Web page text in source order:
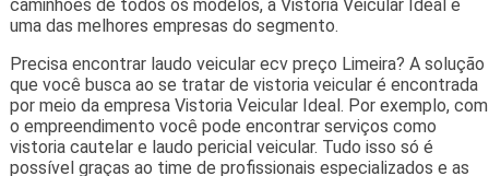
caminhões de todos os modelos, a Vistoria Veicular Ideal é
uma das melhores empresas do segmento.
Precisa encontrar laudo veicular ecv preço Limeira? A solução
que você busca ao se tratar de vistoria veicular é encontrada
por meio da empresa Vistoria Veicular Ideal. Por exemplo, com
o empreendimento você pode encontrar serviços como
vistoria cautelar e laudo pericial veicular. Tudo isso só é
possível graças ao time de profissionais especializados e as